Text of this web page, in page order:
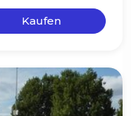
Kaufen